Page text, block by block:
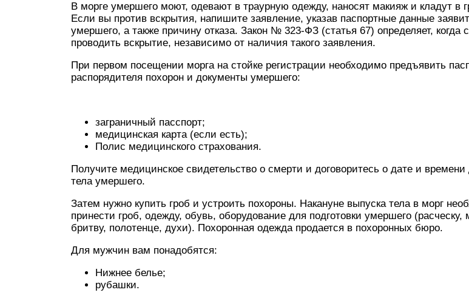
В морге умершего моют, одевают в траурную одежду, наносят макияж и кладут в
Если вы против вскрытия, напишите заявление, указав паспортные данные
умершего, а также причину отказа. Закон № 323-ФЗ (статья 67) определяет, когда
проводить вскрытие, независимо от наличия такого заявления.
При первом посещении морга на стойке регистрации необходимо предъявить
распорядителя похорон и документы умершего:
заграничный пасспорт;
медицинская карта (если есть);
Полис медицинского страхования.
Получите медицинское свидетельство о смерти и договоритесь о дате и времени
тела умершего.
Затем нужно купить гроб и устроить похороны. Накануне выпуска тела в морг
принести гроб, одежду, обувь, оборудование для подготовки умершего (расческу,
бритву, полотенце, духи). Похоронная одежда продается в похоронных бюро.
Для мужчин вам понадобятся:
Нижнее белье;
рубашки.